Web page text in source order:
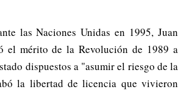
las Naciones Unidas en 1995, Juan
el mérito de la Revolución de 1989 a
dispuestos a "asumir el riesgo de la
la libertad de licencia que vivieron